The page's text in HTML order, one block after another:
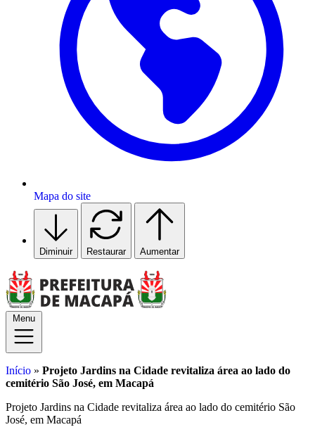
Mapa do site
Diminuir Restaurar Aumentar
Menu
Início » Projeto Jardins na Cidade revitaliza área ao lado do
cemitério São José, em Macapá
Projeto Jardins na Cidade revitaliza área ao lado do cemitério São
José, em Macapá